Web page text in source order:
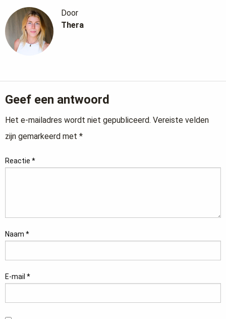
Door
Thera
Geef een antwoord
Het e-mailadres wordt niet gepubliceerd. Vereiste velden
zijn gemarkeerd met *
Reactie *
Naam *
E-mail *